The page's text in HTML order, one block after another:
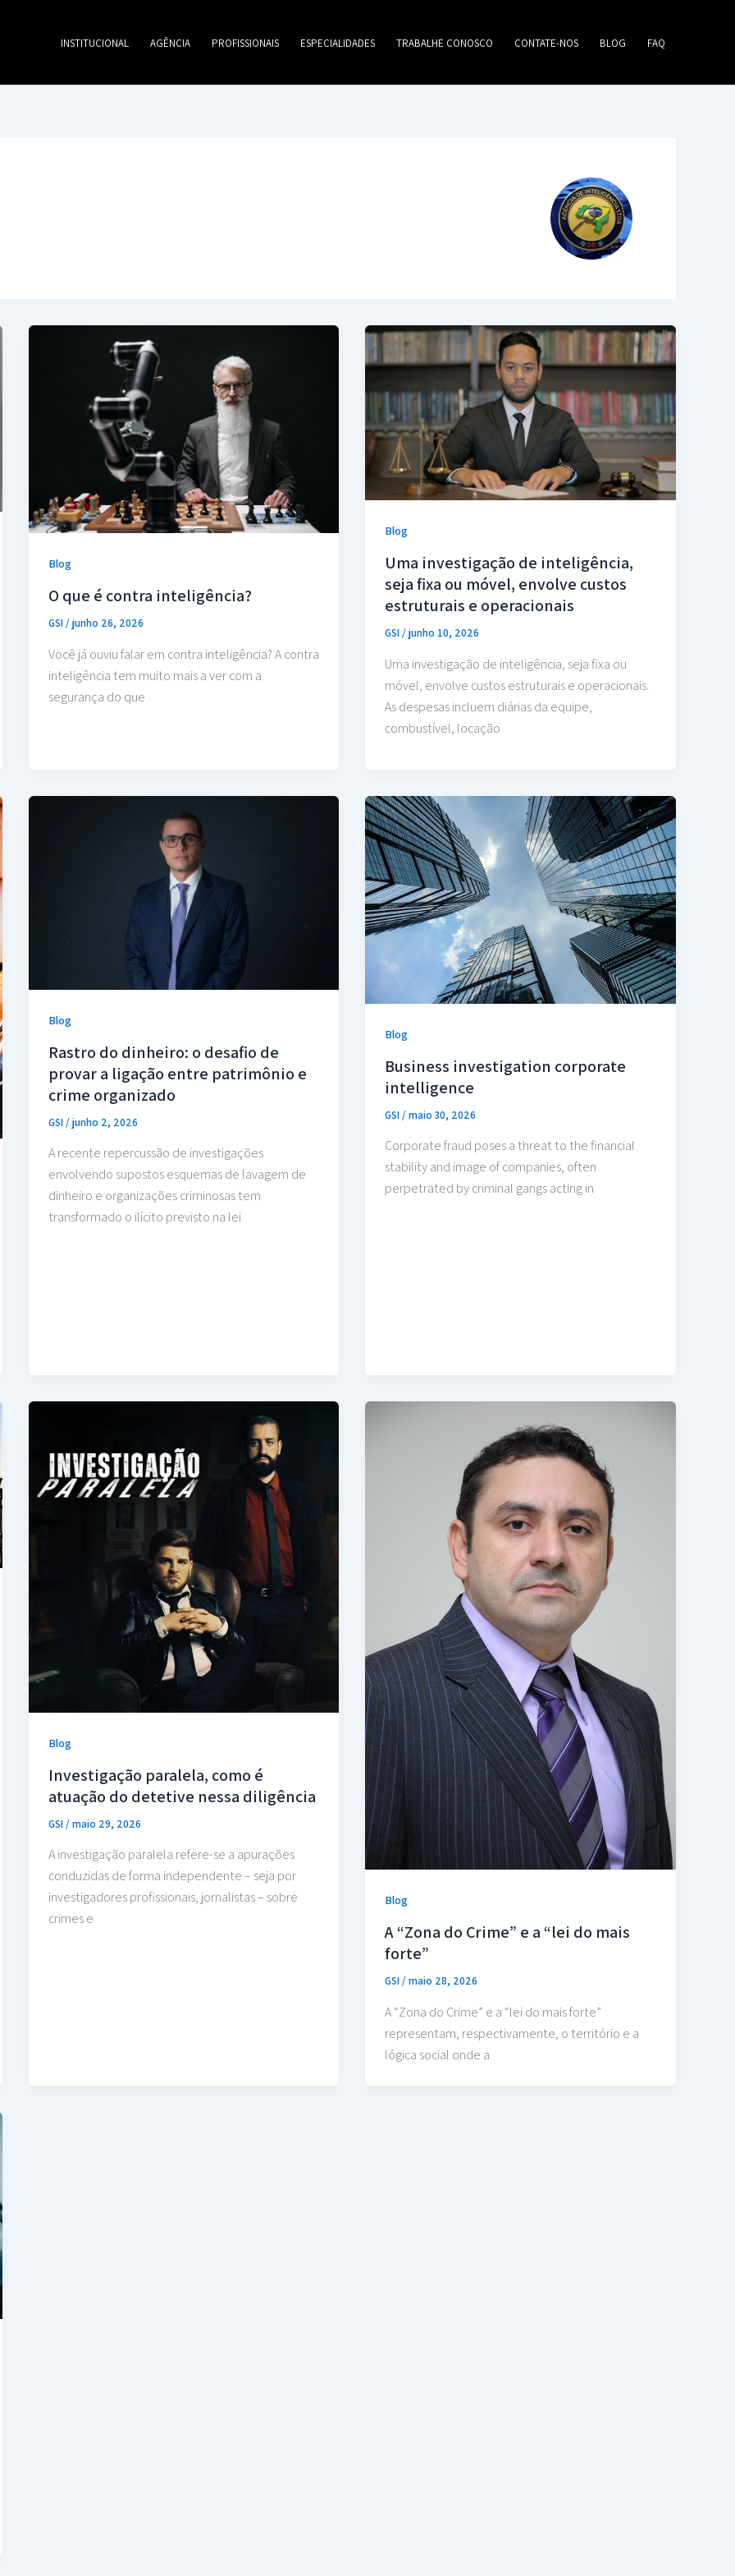
INSTITUCIONAL AGÊNCIA PROFISSIONAIS ESPECIALIDADES TRABALHE CONOSCO CONTATE-NOS BLOG FAQ
Blog
O que é contra inteligência?
GSI/junho 26, 2026
Você já ouviu falar em contra inteligência? A contra
inteligência tem muito mais a ver com a
segurança do que
Blog
Uma investigação de inteligência,
seja fixa ou móvel, envolve custos
estruturais e operacionais
GSI/junho 10, 2026
Uma investigação de inteligência, seja fixa ou
móvel, envolve custos estruturais e operacionais.
As despesas incluem diárias da equipe,
combustível, locação
Blog
Rastro do dinheiro: o desafio de
provar a ligação entre patrimônio e
crime organizado
GSI/junho 2, 2026
A recente repercussão de investigações
envolvendo supostos esquemas de lavagem de
dinheiro e organizações criminosas tem
transformado o ilícito previsto na lei
Blog
Business investigation corporate
intelligence
GSI/maio 30, 2026
Corporate fraud poses a threat to the financial
stability and image of companies, often
perpetrated by criminal gangs acting in
Blog
Investigação paralela, como é
atuação do detetive nessa diligência
GSI/maio 29, 2026
A investigação paralela refere-se a apurações
conduzidas de forma independente – seja por
investigadores profissionais, jornalistas – sobre
crimes e
Blog
A “Zona do Crime” e a “lei do mais
forte”
GSI/maio 28, 2026
A “Zona do Crime” e a “lei do mais forte”
representam, respectivamente, o território e a
lógica social onde a